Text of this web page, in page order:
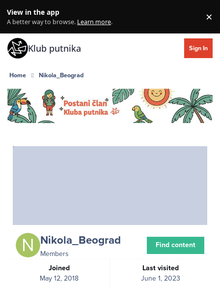
View in the app
A better way to browse. Learn more. ×
Klub putnika Sign In
Home Nikola_Beograd
Nikola_Beograd
Members
Joined
May 12, 2018
Last visited
June 1, 2023
Find content